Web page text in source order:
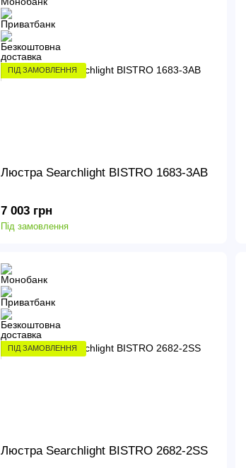
ПІД ЗАМОВЛЕННЯ
Люстра Searchlight BISTRO 1683-3AB
7 003 грн
Під замовлення
ПІД ЗАМОВЛЕННЯ
Люстра Searchlight BISTRO 2682-2SS